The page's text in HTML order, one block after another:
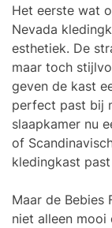
Het eerste wat
Nevada
esthetiek. De
maar toch
geven de kast
perfect past bij
slaapkamer nu
of
kledingkast
Maar de Bebies
niet alleen mooi